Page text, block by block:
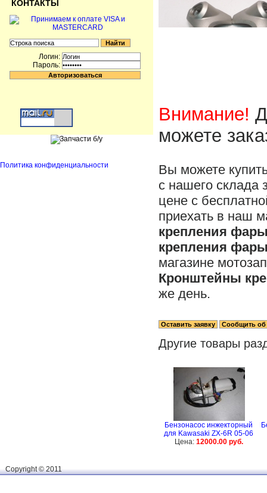
Внимание!
можете
Вы можете
с нашего склада
цене с
приехать в наш
крепления
крепления
магазине
Кронштейны
же день.
Другие товары
Бензонасос инжекторный
для Kawasaki ZX-6R 05-06
Цена: 12000.00 руб.
КОНТАКТЫ
Логин:
Пароль:
Политика конфиденциальности
Сopyright © 2011